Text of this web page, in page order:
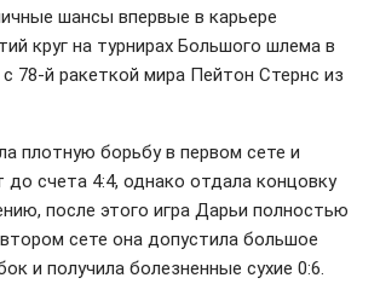
шансы впервые в карьере
круг на турнирах Большого шлема в
78-й ракеткой мира Пейтон Стернс из
плотную борьбу в первом сете и
до счета 4:4, однако отдала концовку
после этого игра Дарьи полностью
сете она допустила большое
и получила болезненные сухие 0:6.